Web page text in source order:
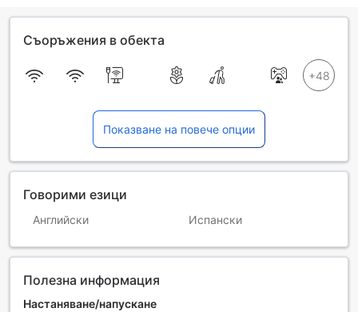
Съоръжения в обекта
Показване на повече опции
Говорими езици
Английски Испански
Полезна информация
Настаняване/напускане